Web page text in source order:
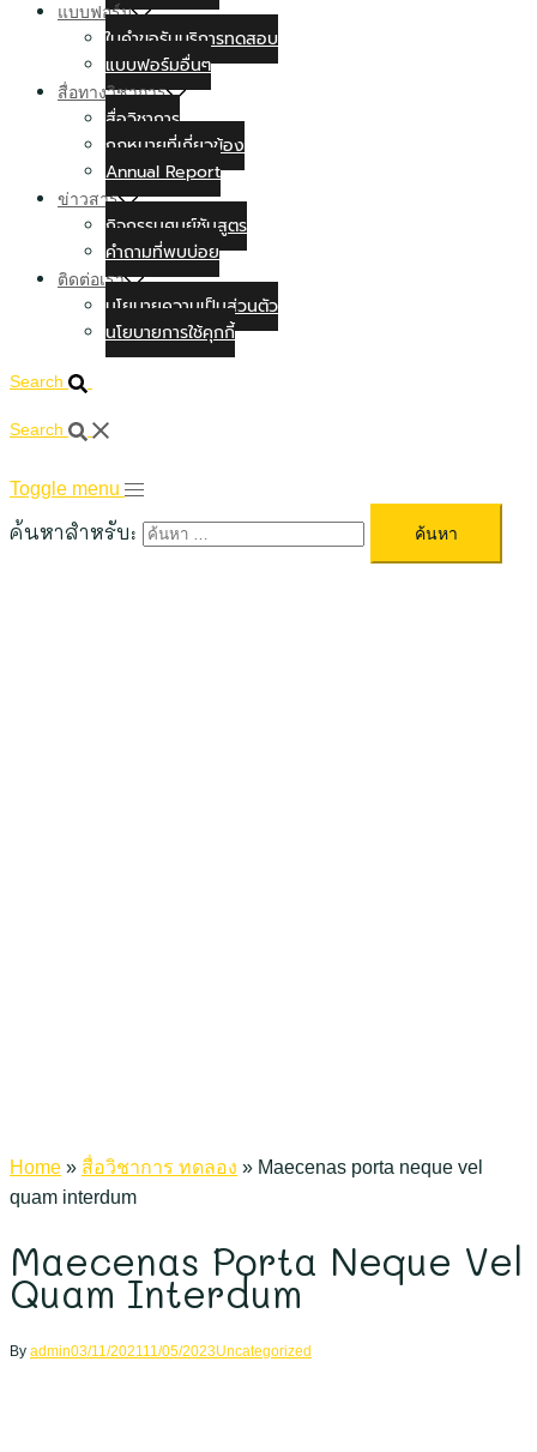
แบบฟอร์ม
ใบคำขอรับบริการทดสอบ
แบบฟอร์มอื่นๆ
สื่อทางวิชาการ
สื่อวิชาการ
กฏหมายที่เกี่ยวข้อง
Annual Report
ข่าวสาร
กิจกรรมศูนย์ชันสูตร
คำถามที่พบบ่อย
ติดต่อเรา
นโยบายความเป็นส่วนตัว
นโยบายการใช้คุกกี้
Search
Search
Toggle menu
ค้นหาสำหรับ:
Home » สื่อวิชาการ ทดลอง » Maecenas porta neque vel
quam interdum
Maecenas Porta Neque Vel
Quam Interdum
By admin03/11/202111/05/2023Uncategorized